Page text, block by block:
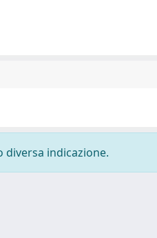
indicazione.